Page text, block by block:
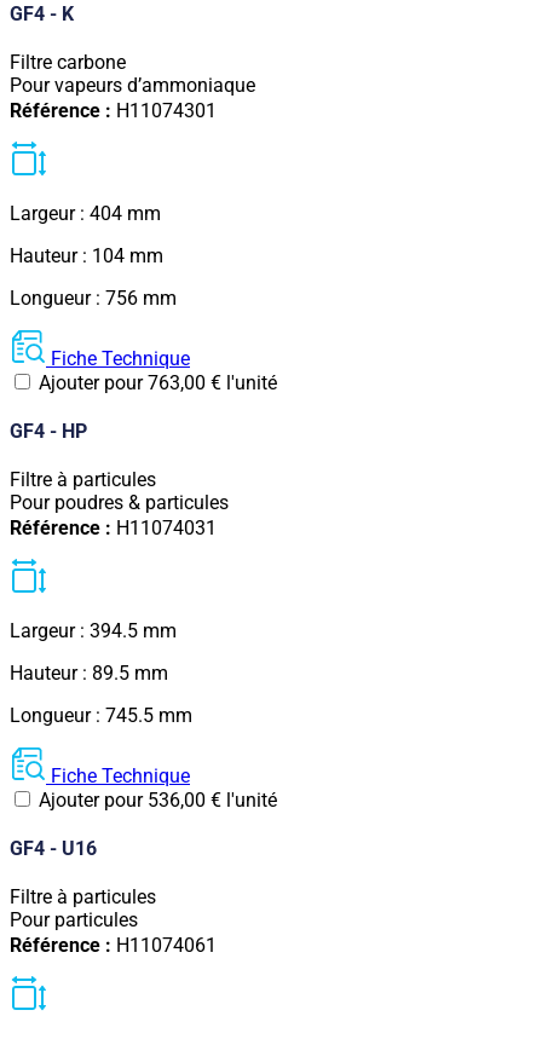
GF4 - K
Filtre carbone
Pour vapeurs d’ammoniaque
Référence : H11074301
Largeur : 404 mm
Hauteur : 104 mm
Longueur : 756 mm
Fiche Technique
Ajouter pour763,00 € l'unité
GF4 - HP
Filtre à particules
Pour poudres & particules
Référence : H11074031
Largeur : 394.5 mm
Hauteur : 89.5 mm
Longueur : 745.5 mm
Fiche Technique
Ajouter pour 536,00 € l'unité
GF4 - U16
Filtre à particules
Pour particules
Référence : H11074061